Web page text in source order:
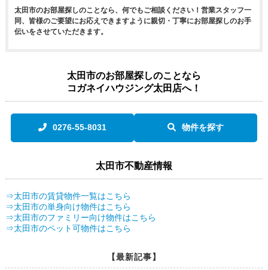
太田市のお部屋探しのことなら、何でもご相談ください！営業スタッフ一
同、皆様のご要望にお応えできますように親切・丁寧にお部屋探しのお手
伝いをさせていただきます。
太田市のお部屋探しのことなら
コガネイハウジング太田店へ！
0276-55-8031 物件を探す
太田市不動産情報
⇒太田市の賃貸物件一覧はこちら
⇒太田市の単身向け物件はこちら
⇒太田市のファミリー向け物件はこちら
⇒太田市のペット可物件はこちら
【最新記事】